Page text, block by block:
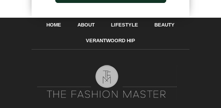
HOME ABOUT LIFESTYLE BEAUTY
VERANTWOORD HIP